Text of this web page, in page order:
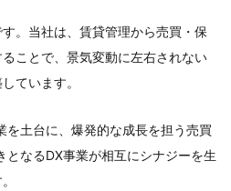
。当社は、賃貸管理から売買・保
ことで、景気変動に左右されない
ています。
を土台に、爆発的な成長を担う売買
となるDX事業が相互にシナジーを生